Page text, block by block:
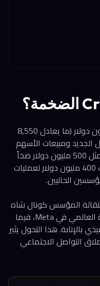
تتضمن جولة التمويل البالغة 900 مليون دولار (ما يعادل 8,550
الجديد ومبيعات الأسهم
الثانوية. فمن أصل المبلغ الإجمالي، تمثل 500 مليون دولار ضخاً
لرأسمال جديد في الشركة، بينما تذهب 400 مليون دولار لعمليات
الحاليين.
المؤسس كونال شاه
من منصبه للانضمام إلى فريق القيادة العالمي في Meta، فيما
بالإنابة. هذا التحول يثير
التواصل الاجتماعي